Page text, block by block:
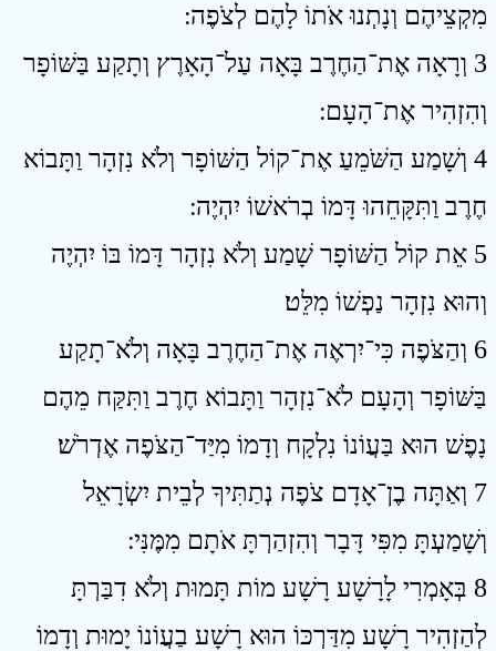
מִקְצֵיהֶם וְנָתְנוּ אֹתוֹ לָהֶם לְצֹפֶה ׃
3 וְרָאָה אֶת־הַחֶרֶב בָּאָה עַל־הָאָרֶץ וְתָקַע בַּשּׁוֹפָר
וְהִזְהִיר אֶת־הָעָם ׃
4 וְשָׁמַע הַשֹּׁמֵעַ אֶת־קוֹל הַשּׁוֹפָר וְלֹא נִזְהָר וַתָּבוֹא
חֶרֶב וַתִּקָּחֵהוּ דָּמוֹ בְרֹאשׁוֹ יִהְיֶה ׃
5 אֵת קוֹל הַשּׁוֹפָר שָׁמַע וְלֹא נִזְהָר דָּמוֹ בּוֹ יִהְיֶה
וְהוּא נִזְהָר נַפְשׁוֹ מִלֵּט׃
6 וְהַצֹּפֶה כִּי־יִרְאֶה אֶת־הַחֶרֶב בָּאָה וְלֹא־תָקַע
בַּשּׁוֹפָר וְהָעָם לֹא־נִזְהָר וַתָּבוֹא חֶרֶב וַתִּקַּח מֵהֶם
נָפֶשׁ הוּא בַּעֲוֹנוֹ נִלְקָח וְדָמוֹ מִיַּד־הַצֹּפֶה אֶדְרֹשׁ׃
7 וְאַתָּה בֶן־אָדָם צֹפֶה נְתַתִּיךָ לְבֵית יִשְׂרָאֵל
וְשָׁמַעְתָּ מִפִּי דָּבָר וְהִזְהַרְתָּ אֹתָם מִמֶּנִּי ׃
8 בְּאָמְרִי לָרָשָׁע רָשָׁע מוֹת תָּמוּת וְלֹא דִבַּרְתָּ
לְהַזְהִיר רָשָׁע מִדַּרְכּוֹ הוּא רָשָׁע בַעֲוֹנוֹ יָמוּת וְדָמוֹ